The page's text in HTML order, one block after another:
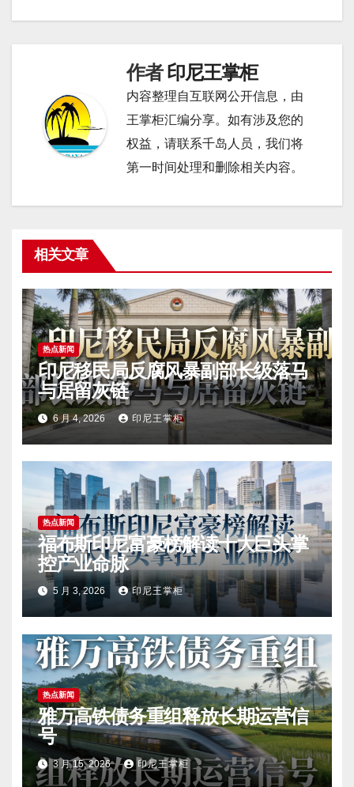
作者印尼王掌柜
内容整理自互联网公开信息，由
王掌柜汇编分享。如有涉及您的
权益，请联系千岛人员，我们将
第一时间处理和删除相关内容。
相关文章
热点新闻
印尼移民局反腐风暴副部长级落马
与居留灰链
6 月 4, 2026 印尼王掌柜
热点新闻
福布斯印尼富豪榜解读十大巨头掌
控产业命脉
5 月 3, 2026 印尼王掌柜
热点新闻
雅万高铁债务重组释放长期运营信
号
3 月 15, 2026 印尼王掌柜